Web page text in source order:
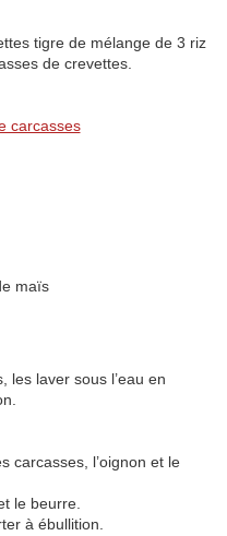
tigre de mélange de 3 riz
de crevettes.
carcasses
maïs
les laver sous l’eau en
carcasses, l’oignon et le
le beurre.
à ébullition.